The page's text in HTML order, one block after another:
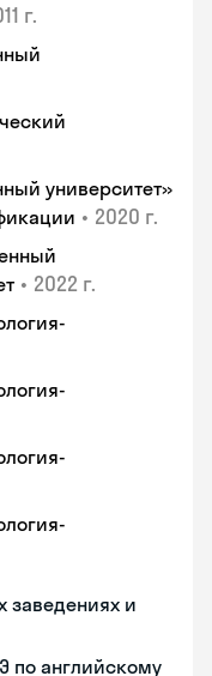
г.
университет»
• 2020 г.
• 2022 г.
заведениях и
по английскому